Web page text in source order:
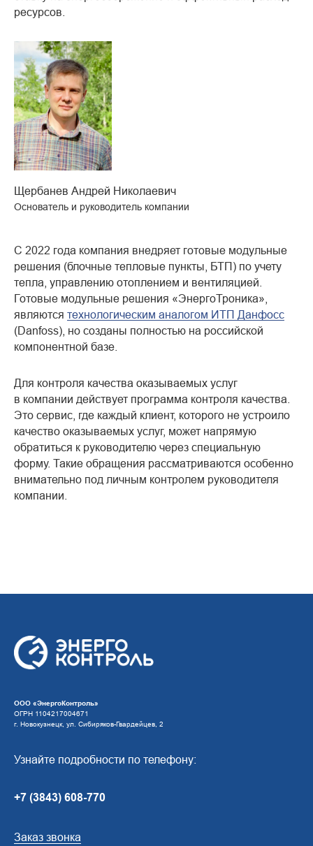
ресурсов.
Щербанев Андрей Николаевич
Основатель и руководитель компании
С 2022 года компания внедряет готовые модульные
решения (блочные тепловые пункты, БТП) по учету
тепла, управлению отоплением и вентиляцией.
Готовые модульные решения «ЭнергоТроника»,
являются технологическим аналогом ИТП Данфосс
(Danfoss), но созданы полностью на российской
компонентной базе.
Для контроля качества оказываемых услуг
в компании действует программа контроля качества.
Это сервис, где каждый клиент, которого не устроило
качество оказываемых услуг, может напрямую
обратиться к руководителю через специальную
форму. Такие обращения рассматриваются особенно
внимательно под личным контролем руководителя
компании.
ООО «ЭнергоКонтроль»
ОГРН 1104217004671
г. Новокузнецк, ул. Сибиряков-Гвардейцев, 2
Узнайте подробности по телефону:
+7 (3843) 608-770
Заказ звонка